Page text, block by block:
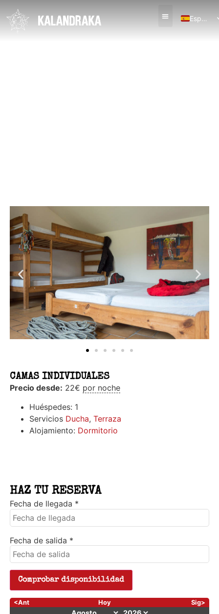
Español
CAMAS INDIVIDUALES
Precio desde: 22€ por noche
Huéspedes: 1
Servicios Ducha, Terraza
Alojamiento: Dormitorio
<Ant Hoy Sig>
HAZ TU RESERVA
Fecha de llegada *
Fecha de salida *